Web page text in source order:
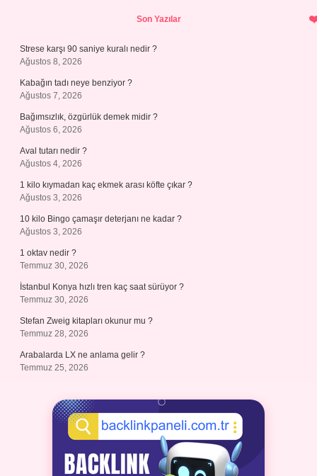
Son Yazılar
Strese karşı 90 saniye kuralı nedir ?
Ağustos 8, 2026
Kabağın tadı neye benziyor ?
Ağustos 7, 2026
Bağımsızlık, özgürlük demek midir ?
Ağustos 6, 2026
Aval tutarı nedir ?
Ağustos 4, 2026
1 kilo kıymadan kaç ekmek arası köfte çıkar ?
Ağustos 3, 2026
10 kilo Bingo çamaşır deterjanı ne kadar ?
Ağustos 3, 2026
1 oktav nedir ?
Temmuz 30, 2026
İstanbul Konya hızlı tren kaç saat sürüyor ?
Temmuz 30, 2026
Stefan Zweig kitapları okunur mu ?
Temmuz 28, 2026
Arabalarda LX ne anlama gelir ?
Temmuz 25, 2026